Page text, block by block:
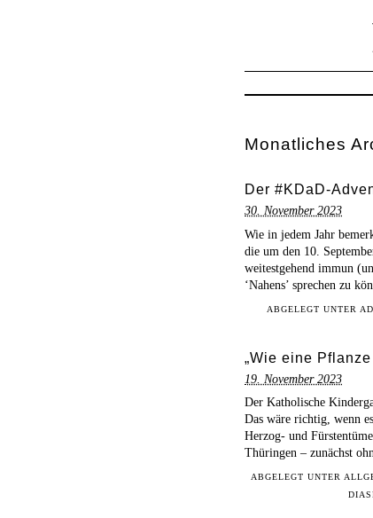
Monatliches
Der #KDaD-
30. November 2023
Wie in jedem Jahr
die um den 10.
weitestgehend immun
‘Nahens’ sprechen zu
ABGELEGT UNTER
„Wie eine
19. November 2023
Der Katholische
Das wäre richtig, wenn
Herzog- und
Thüringen – zunächst
ABGELEGT UNTER